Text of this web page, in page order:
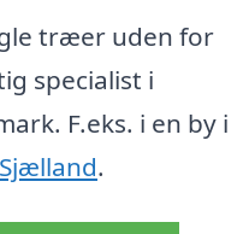
træer uden for
specialist i
F.eks. i en by i
Sjælland.